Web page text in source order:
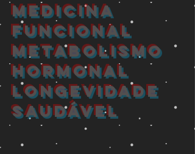
MEDICINA
FUNCIONAL
METABOLISMO
HORMONAL
longevidade
saudável